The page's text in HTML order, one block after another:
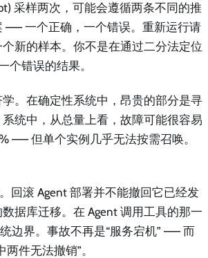
采样两次，可能会遵循两条不同的推
—— 一个正确，一个错误。重新运行请
新的样本。你不是在通过二分法定位
个错误的结果。
。在确定性系统中，昂贵的部分是寻
统中，从总量上看，故障可能很容易
—— 但单个实例几乎无法按需召唤。
回滚 Agent 部署并不能撤回它已经发
据库迁移。在 Agent 调用工具的那一
边界。事故不再是“服务宕机” —— 而
件无法撤销”。